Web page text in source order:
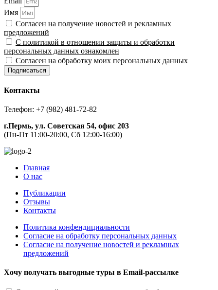
Имя
Согласен на получение новостей и рекламных
предложений
С политикой в отношении защиты и обработки
персональных данных ознакомлен
Согласен на обработку моих персональных данных
Подписаться
Контакты
Телефон: +7 (982) 481-72-82
г.Пермь, ул. Советская 54, офис 203
(Пн-Пт 11:00-20:00, Сб 12:00-16:00)
Главная
О нас
Публикации
Отзывы
Контакты
Политика конфендициальности
Согласие на обработку персональных данных
Согласие на получение новостей и рекламных
предложений
Хочу получать выгодные туры в Email-рассылке